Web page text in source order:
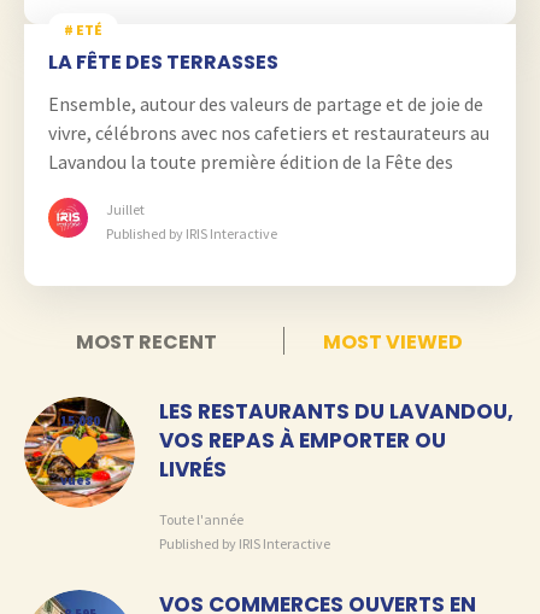
3,335
# ETÉ
LA FÊTE DES TERRASSES
Ensemble, autour des valeurs de partage et de joie de
vivre, célébrons avec nos cafetiers et restaurateurs au
Lavandou la toute première édition de la Fête des
Juillet
Published by IRIS Interactive
MOST RECENT MOST VIEWED
15,080
vues
LES RESTAURANTS DU LAVANDOU,
VOS REPAS À EMPORTER OU
LIVRÉS
Toute l'année
Published by IRIS Interactive
VOS COMMERCES OUVERTS EN